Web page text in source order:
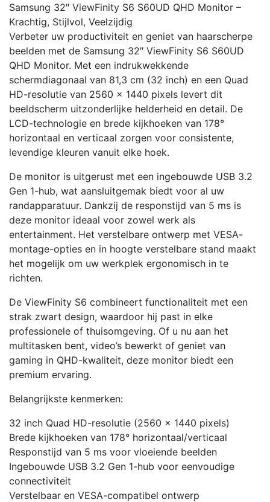
|
Monitor
aantal
Samsung 32″ ViewFinity S6 S60UD QHD Monitor –
Krachtig, Stijlvol, Veelzijdig
Verbeter uw productiviteit en geniet van haarscherpe
beelden met de Samsung 32″ ViewFinity S6 S60UD
QHD Monitor. Met een indrukwekkende
schermdiagonaal van 81,3 cm (32 inch) en een Quad
HD-resolutie van 2560 x 1440 pixels levert dit
beeldscherm uitzonderlijke helderheid en detail. De
LCD-technologie en brede kijkhoeken van 178°
horizontaal en verticaal zorgen voor consistente,
levendige kleuren vanuit elke hoek.
De monitor is uitgerust met een ingebouwde USB 3.2
Gen 1-hub, wat aansluitgemak biedt voor al uw
randapparatuur. Dankzij de responstijd van 5 ms is
deze monitor ideaal voor zowel werk als
entertainment. Het verstelbare ontwerp met VESA-
montage-opties en in hoogte verstelbare stand maakt
het mogelijk om uw werkplek ergonomisch in te
richten.
De ViewFinity S6 combineert functionaliteit met een
strak zwart design, waardoor hij past in elke
professionele of thuisomgeving. Of u nu aan het
multitasken bent, video’s bewerkt of geniet van
gaming in QHD-kwaliteit, deze monitor biedt een
premium ervaring.
Belangrijkste kenmerken:
32 inch Quad HD-resolutie (2560 x 1440 pixels)
Brede kijkhoeken van 178° horizontaal/verticaal
Responstijd van 5 ms voor vloeiende beelden
Ingebouwde USB 3.2 Gen 1-hub voor eenvoudige
connectiviteit
Verstelbaar en VESA-compatibel ontwerp